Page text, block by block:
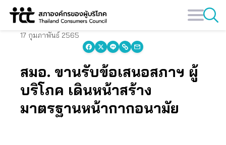
Skip
17 กุมภาพันธ์ 2565
สมอ. ขานรับข้อเสนอสภาฯ ผู้
บริโภค เดินหน้าสร้าง
มาตรฐานหน้ากากอนามัย